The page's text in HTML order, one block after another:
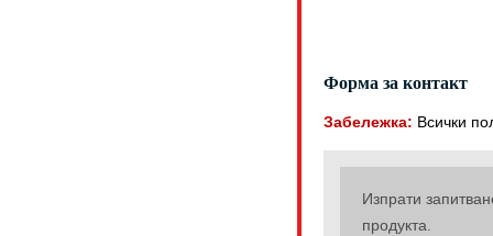
Форма за контакт
Забележка: Всички
Изпрати
продукта.